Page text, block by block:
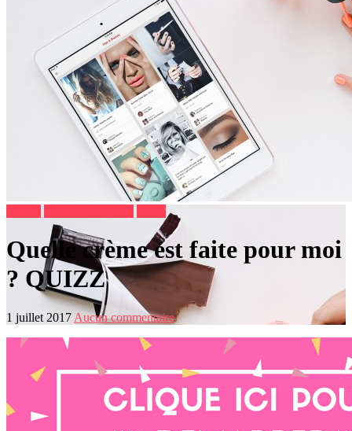
Quelle crème est faite pour moi
? QUIZZ
1 juillet 2017 Aucun commentaire